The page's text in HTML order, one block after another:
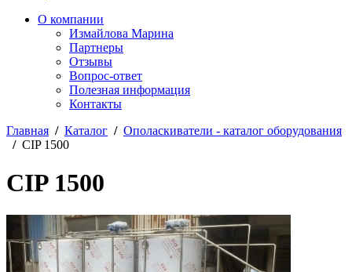
О компании
Измайлова Марина
Партнеры
Отзывы
Вопрос-ответ
Полезная информация
Контакты
Главная / Каталог / Ополаскиватели - каталог оборудования
/ CIP 1500
CIP 1500